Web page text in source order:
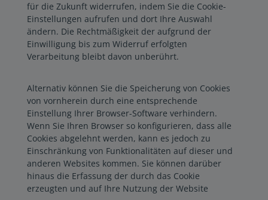
für die Zukunft widerrufen, indem Sie die Cookie-
Einstellungen aufrufen und dort Ihre Auswahl
ändern. Die Rechtmäßigkeit der aufgrund der
Einwilligung bis zum Widerruf erfolgten
Verarbeitung bleibt davon unberührt.
Alternativ können Sie die Speicherung von Cookies
von vornherein durch eine entsprechende
Einstellung Ihrer Browser-Software verhindern.
Wenn Sie Ihren Browser so konfigurieren, dass alle
Cookies abgelehnt werden, kann es jedoch zu
Einschränkung von Funktionalitäten auf dieser und
anderen Websites kommen. Sie können darüber
hinaus die Erfassung der durch das Cookie
erzeugten und auf Ihre Nutzung der Website